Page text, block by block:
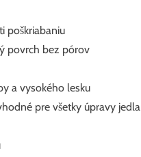
poškriabaniu
povrch bez pórov
a vysokého lesku
pre všetky úpravy jedla